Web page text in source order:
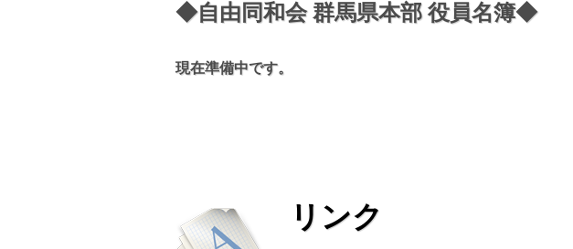
◆自由同和会 群馬県本部 役員名簿◆
現在準備中です。
リンク